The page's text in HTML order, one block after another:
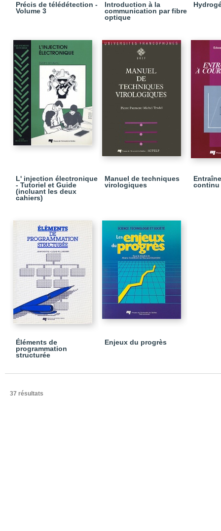
Précis de télédétection -
Volume 3
Introduction à la
communication par fibre
optique
L' injection électronique
- Tutoriel et Guide
(incluant les deux
cahiers)
Manuel de techniques
virologiques
continu
Éléments de
programmation
structurée
Enjeux du progrès
37 résultats